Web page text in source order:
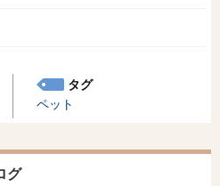
タグ
ペット
グ